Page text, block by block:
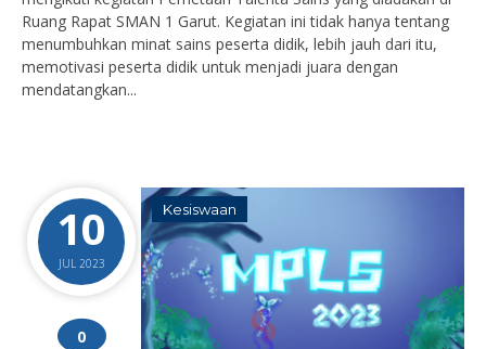
Ruang Rapat SMAN 1 Garut. ​Kegiatan ini tidak hanya tentang
menumbuhkan minat sains peserta didik, lebih jauh dari itu,
memotivasi peserta didik untuk menjadi juara dengan
mendatangkan...
10
JUL 2023
0
Kesiswaan